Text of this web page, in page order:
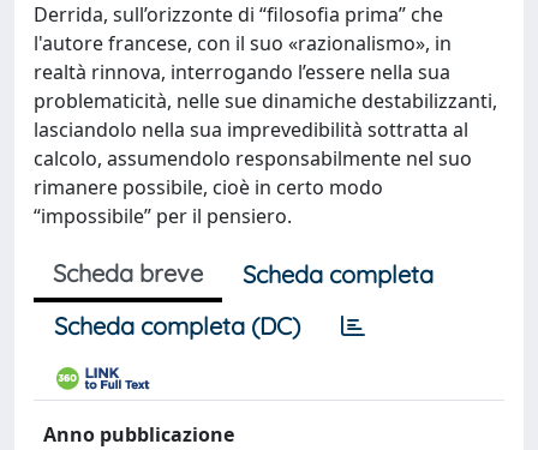
Derrida, sull’orizzonte di “filosofia prima” che
l'autore francese, con il suo «razionalismo», in
realtà rinnova, interrogando l’essere nella sua
problematicità, nelle sue dinamiche destabilizzanti,
lasciandolo nella sua imprevedibilità sottratta al
calcolo, assumendolo responsabilmente nel suo
rimanere possibile, cioè in certo modo
“impossibile” per il pensiero.
Scheda breve
Scheda completa
Scheda completa (DC)
Anno pubblicazione